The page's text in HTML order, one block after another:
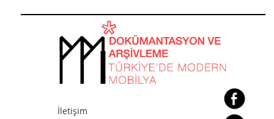
İletişim